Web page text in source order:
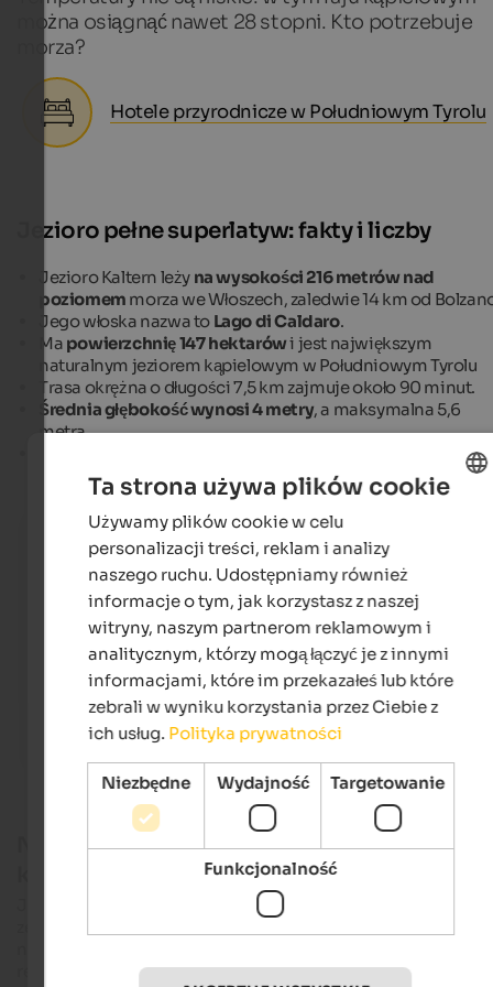
można osiągnąć nawet 28 stopni. Kto potrzebuje
morza?
Hotele przyrodnicze w Południowym Tyrolu
Jezioro pełne superlatyw: fakty i liczby
Lake Kaltern
View to Lake Kaltern
Thomas Bruttel / Fotolia.com
Jezioro Kaltern leży na wysokości 216 metrów nad
poziomem morza we Włoszech, zaledwie 14 km od
Jego włoska nazwa to Lago di Caldaro.
Ma powierzchnię 147 hektarówi jest największym
naturalnym jeziorem kąpielowym w Południowym Tyrolu
Trasa okrężna o długości 7,5 km zajmuje około 90 minut.
Średnia głębokość wynosi 4 metry, a maksymalna 5,6
metra.
.
kąpielowy trwa od maja do września.
Największe naturalne i najcieplejsze
kąpielisko w Południowym Tyrolu
Jezioro Kaltern powstało podczas ostatniej epoki
rekordowe temperatury. Wraz z jeziorem Klopeiner See w
Ta strona używa plików cookie
Używamy plików cookie w celu
personalizacji treści, reklam i analizy
naszego ruchu. Udostępniamy również
informacje o tym, jak korzystasz z naszej
witryny, naszym partnerom reklamowym i
analitycznym, którzy mogą łączyć je z innymi
informacjami, które im przekazałeś lub które
zebrali w wyniku korzystania przez Ciebie z
ich usług. Polityka prywatności
Niezbędne Wydajność Targetowanie
Funkcjonalność